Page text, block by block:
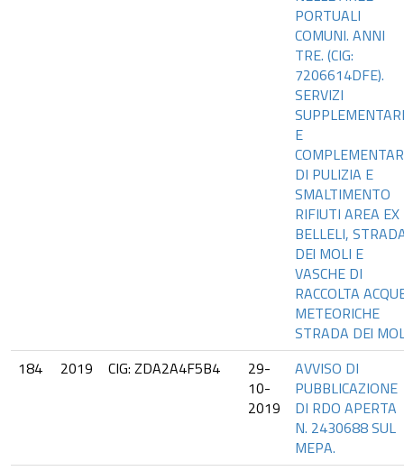
PORTUALI
COMUNI. ANNI
TRE. (CIG:
7206614DFE).
SERVIZI
SUPPLEMENTARI
E
DI PULIZIA E
SMALTIMENTO
RIFIUTI AREA EX
BELLELI,
DEl MOLI E
VASCHE DI
RACCOLTA
METEORICHE
STRADA DEl
184
2019 CIG: ZDA2A4F5B4
29-
10-
2019
AVVISO DI
PUBBLICAZIONE
DI RDO APERTA
N. 2430688 SUL
MEPA.